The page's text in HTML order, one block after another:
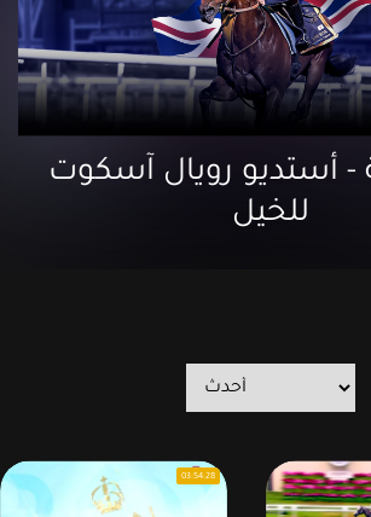
- أستديو رويال آسكوت
للخيل
03:54:28